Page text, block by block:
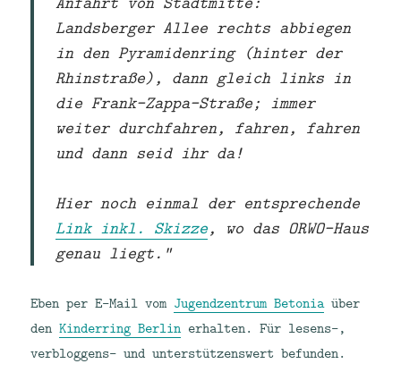
Landsberger Allee rechts abbiegen
in den Pyramidenring (hinter der
Rhinstraße), dann gleich links in
die Frank-Zappa-Straße; immer
weiter durchfahren, fahren, fahren
und dann seid ihr da!
Hier noch einmal der entsprechende
Link inkl. Skizze, wo das ORWO-Haus
genau liegt.“
Eben per E-Mail vom Jugendzentrum Betoniaüber
denKinderring Berlin erhalten. Für lesens-,
verbloggens- und unterstützenswert befunden.